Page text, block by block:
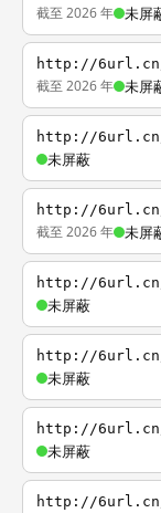
截至 2026 年 未屏
http://
截至 2026 年 未屏
http://
未屏蔽
http://
截至 2026 年 未屏
http://6url.cn/
未屏蔽
http://
未屏蔽
http://6url.cn/
未屏蔽
http://